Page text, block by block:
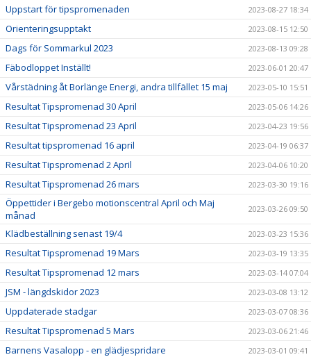
Uppstart för tipspromenaden 2023-08-27 18:34
Orienteringsupptakt 2023-08-15 12:50
Dags för Sommarkul 2023 2023-08-13 09:28
Fäbodloppet Inställt! 2023-06-01 20:47
Vårstädning åt Borlänge Energi, andra tillfället 15 maj 2023-05-10 15:51
Resultat Tipspromenad 30 April 2023-05-06 14:26
Resultat Tipspromenad 23 April 2023-04-23 19:56
Resultat tipspromenad 16 april 2023-04-19 06:37
Resultat Tipspromenad 2 April 2023-04-06 10:20
Resultat Tipspromenad 26 mars 2023-03-30 19:16
Öppettider i Bergebo motionscentral April och Maj
månad
2023-03-26 09:50
Klädbeställning senast 19/4 2023-03-23 15:36
Resultat Tipspromenad 19 Mars 2023-03-19 13:35
Resultat Tipspromenad 12 mars 2023-03-14 07:04
JSM - längdskidor 2023 2023-03-08 13:12
Uppdaterade stadgar 2023-03-07 08:36
Resultat Tipspromenad 5 Mars 2023-03-06 21:46
Barnens Vasalopp - en glädjespridare 2023-03-01 09:41